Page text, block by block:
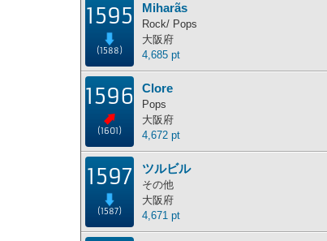
1595
(1588)
Miharãs
Rock/ Pops
大阪府
4,685 pt
1596
(1601)
Clore
Pops
大阪府
4,672 pt
1597
(1587)
ツルビル
その他
大阪府
4,671 pt